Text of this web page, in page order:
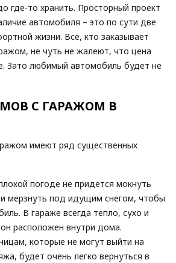
где-то хранить. Просторный проект
автомобиля – это по сути две
жизни. Все, кто заказывает
не чуть не жалеют, что цена
Зато любимый автомобиль будет не
С ГАРАЖОМ В
имеют ряд существенных
погоде не придется мокнуть
мерзнуть под идущим снегом, чтобы
В гараже всегда тепло, сухо и
он расположен внутри дома.
которые не могут выйти на
будет очень легко вернуться в